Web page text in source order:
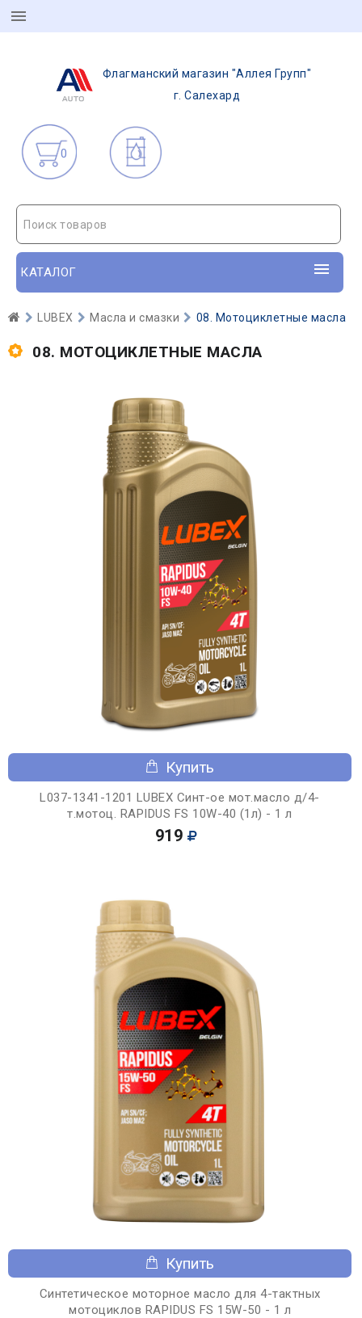
Флагманский магазин "Аллея Групп"
г. Салехард
0
Поиск товаров
КАТАЛОГ
LUBEX Масла и смазки 08. Мотоциклетные масла
08. МОТОЦИКЛЕТНЫЕ МАСЛА
Купить
L037-1341-1201 LUBEX Синт-ое мот.масло д/4-
т.мотоц. RAPIDUS FS 10W-40 (1л) - 1 л
919
Купить
Синтетическое моторное масло для 4-тактных
мотоциклов RAPIDUS FS 15W-50 - 1 л